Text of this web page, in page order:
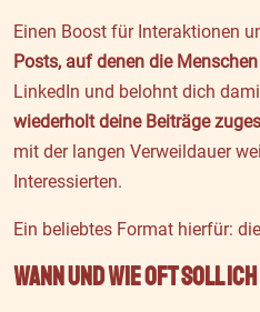
Einen Boost für Interaktionen
Posts, auf denen die
LinkedIn und belohnt dich
wiederholt deine Beiträge
mit der langen Verweildauer
Interessierten.
Ein beliebtes Format hierfür: die
Wann und wie oft soll